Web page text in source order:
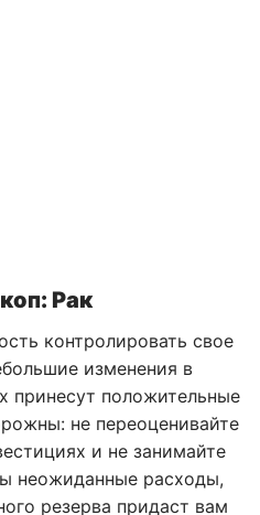
Рак
контролировать свое
изменения в
принесут положительные
не переоценивайте
и не занимайте
неожиданные расходы,
резерва придаст вам